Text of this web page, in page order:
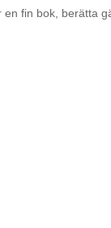
en fin bok, berätta